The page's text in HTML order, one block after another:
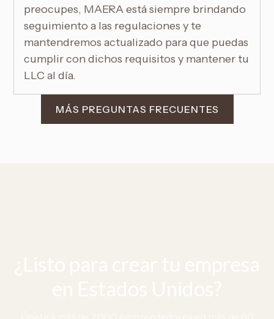
preocupes, MAERA está siempre brindando
seguimiento a las regulaciones y te
mantendremos actualizado para que puedas
cumplir con dichos requisitos y mantener tu
LLC al día.
MÁS PREGUNTAS FRECUENTES